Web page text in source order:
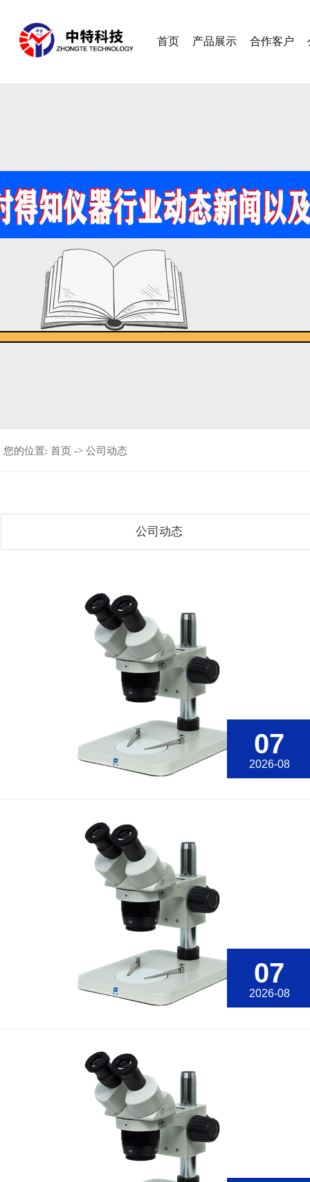
首页 产品展示 合作客户
您的位置: 首页 -> 公司动态
公司动态
07
2026-08
07
2026-08